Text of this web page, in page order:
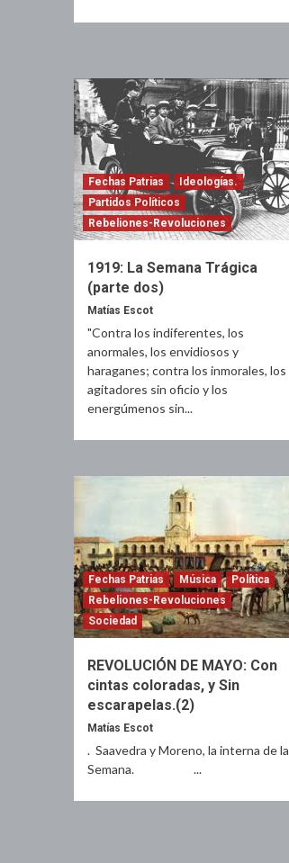
Fechas Patrias
Ideologías.
Partidos Políticos
Rebeliones-Revoluciones
1919: La Semana Trágica
(parte dos)
Matías Escot
"Contra los indiferentes, los
anormales, los envidiosos y
haraganes; contra los inmorales, los
agitadores sin oficio y los
energúmenos sin...
Fechas Patrias Música
Política
Rebeliones-Revoluciones
Sociedad
REVOLUCIÓN DE MAYO: Con
cintas coloradas, y Sin
escarapelas.(2)
Matías Escot
. Saavedra y Moreno, la interna de la
Semana. ...